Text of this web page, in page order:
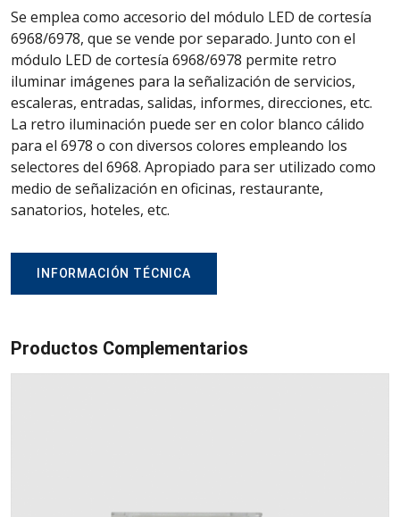
Se emplea como accesorio del módulo LED de cortesía
6968/6978, que se vende por separado. Junto con el
módulo LED de cortesía 6968/6978 permite retro
iluminar imágenes para la señalización de servicios,
escaleras, entradas, salidas, informes, direcciones, etc.
La retro iluminación puede ser en color blanco cálido
para el 6978 o con diversos colores empleando los
selectores del 6968. Apropiado para ser utilizado como
medio de señalización en oficinas, restaurante,
sanatorios, hoteles, etc.
INFORMACIÓN TÉCNICA
Productos Complementarios